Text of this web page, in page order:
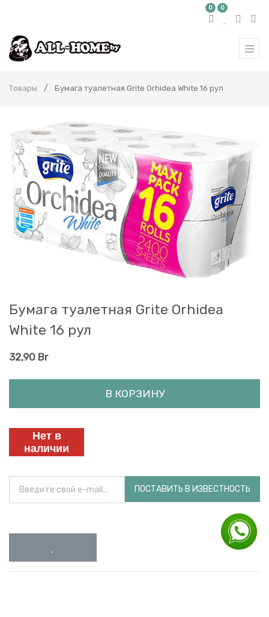
0 0
Товары Бумага туалетная Grite Orhidea White 16 рул
Бумага туалетная Grite Orhidea
White 16 рул
32,90 Br
В КОРЗИНУ
Нет в
наличии
ПОСТАВИТЬ В ИЗВЕСТНОСТЬ